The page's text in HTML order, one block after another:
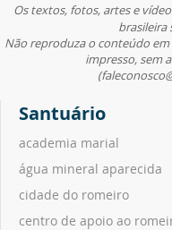
Os textos, fotos, artes e
brasileira
Não reproduza o conteúdo
impresso, sem
Santuário
academia marial
água mineral aparecida
cidade do romeiro
centro de apoio ao